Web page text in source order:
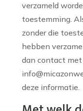
verzameld
toestemming.
zonder die
hebben
dan contact
deze informatie.